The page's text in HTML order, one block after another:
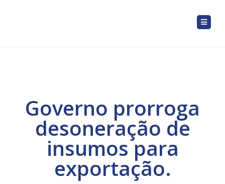
Governo prorroga
desoneração de
insumos para
exportação.